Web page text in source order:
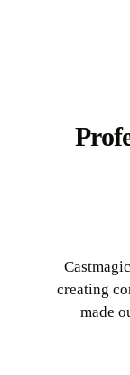
creating
made